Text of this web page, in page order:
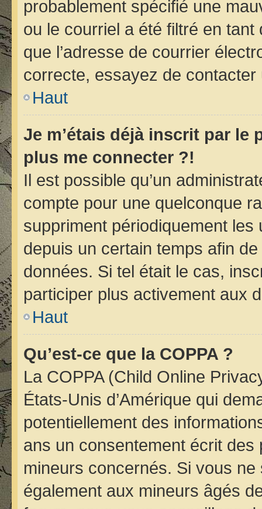
probablement spécifié une
ou le courriel a été filtré en
que l’adresse de courrier
correcte, essayez de contacter
Haut
Je m’étais déjà inscrit par le
plus me connecter ?!
Il est possible qu’un
compte pour une quelconque
suppriment périodiquement les
depuis un certain temps afin
données. Si tel était le cas,
participer plus activement aux
Haut
Qu’est-ce que la COPPA ?
La COPPA (Child Online
États-Unis d’Amérique qui
potentiellement des
ans un consentement écrit
mineurs concernés. Si vous ne
également aux mineurs âgés